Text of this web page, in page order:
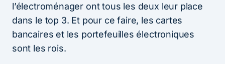
l’électroménager ont tous les deux leur place
dans le top 3. Et pour ce faire, les cartes
bancaires et les portefeuilles électroniques
sont les rois.